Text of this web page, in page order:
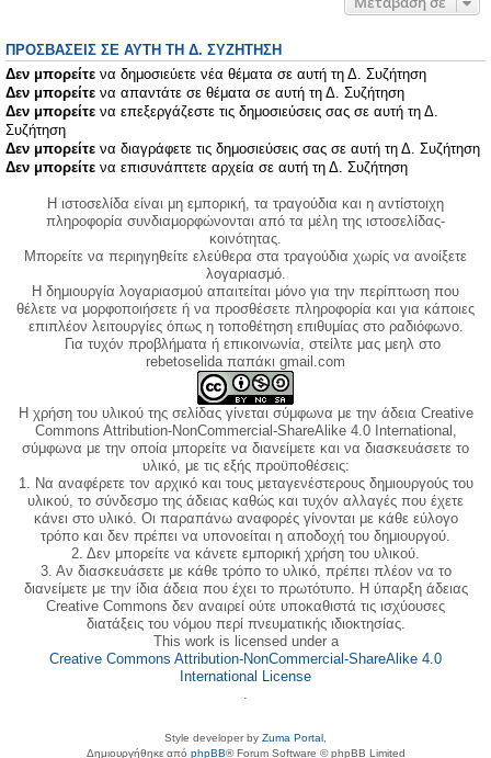
ΠΡΟΣΒΆΣΕΙΣ ΣΕ ΑΥΤΉ ΤΗ Δ. ΣΥΖΉΤΗΣΗ
Δεν μπορείτε να δημοσιεύετε νέα θέματα σε αυτή τη Δ. Συζήτηση
Δεν μπορείτε να απαντάτε σε θέματα σε αυτή τη Δ. Συζήτηση
Δεν μπορείτε να επεξεργάζεστε τις δημοσιεύσεις σας σε αυτή τη Δ.
Συζήτηση
Δεν μπορείτε να διαγράφετε τις δημοσιεύσεις σας σε αυτή τη Δ. Συζήτηση
Δεν μπορείτε να επισυνάπτετε αρχεία σε αυτή τη Δ. Συζήτηση
Η ιστοσελίδα είναι μη εμπορική, τα τραγούδια και η αντίστοιχη
πληροφορία συνδιαμορφώνονται από τα μέλη της ιστοσελίδας-
κοινότητας.
Μπορείτε να περιηγηθείτε ελεύθερα στα τραγούδια χωρίς να ανοίξετε
λογαριασμό.
Η δημιουργία λογαριασμού απαιτείται μόνο για την περίπτωση που
θέλετε να μορφοποιήσετε ή να προσθέσετε πληροφορία και για κάποιες
επιπλέον λειτουργίες όπως η τοποθέτηση επιθυμίας στο ραδιόφωνο.
Για τυχόν προβλήματα ή επικοινωνία, στείλτε μας μεηλ στο
rebetoselida παπάκι gmail.com
Η χρήση του υλικού της σελίδας γίνεται σύμφωνα με την άδεια Creative
Commons Attribution-NonCommercial-ShareAlike 4.0 International,
σύμφωνα με την οποία μπορείτε να διανείμετε και να διασκευάσετε το
υλικό, με τις εξής προϋποθέσεις:
1. Να αναφέρετε τον αρχικό και τους μεταγενέστερους δημιουργούς του
υλικού, το σύνδεσμο της άδειας καθώς και τυχόν αλλαγές που έχετε
κάνει στο υλικό. Οι παραπάνω αναφορές γίνονται με κάθε εύλογο
τρόπο και δεν πρέπει να υπονοείται η αποδοχή του δημιουργού.
2. Δεν μπορείτε να κάνετε εμπορική χρήση του υλικού.
3. Αν διασκευάσετε με κάθε τρόπο το υλικό, πρέπει πλέον να το
διανείμετε με την ίδια άδεια που έχει το πρωτότυπο. Η ύπαρξη άδειας
Creative Commons δεν αναιρεί ούτε υποκαθιστά τις ισχύουσες
διατάξεις του νόμου περί πνευματικής ιδιοκτησίας.
This work is licensed under a
Creative Commons Attribution-NonCommercial-ShareAlike 4.0
International License
Style developer by Zuma Portal ,
Δημιουργήθηκε από phpBB® Forum Software © phpBB Limited